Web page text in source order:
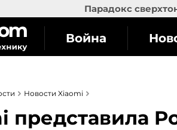
Парадокс
Война
Новости Xiaomi
представила